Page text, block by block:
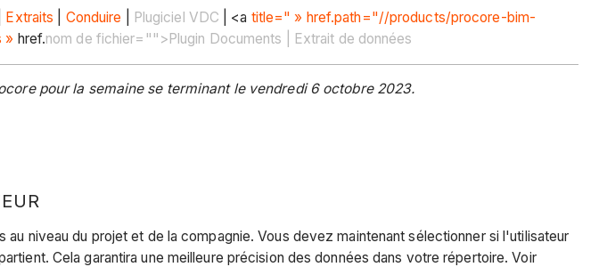
Extraits Conduire Plugiciel VDC | <a title=" » href.path="//products/procore-bim-
» href.nom de fichier="">Plugin Documents | Extrait de données
pour la semaine se terminant le vendredi 6 octobre 2023.
niveau du projet et de la compagnie. Vous devez maintenant sélectionner si l'utilisateur
Cela garantira une meilleure précision des données dans votre répertoire. Voir